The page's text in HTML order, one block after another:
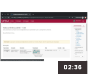
02:36